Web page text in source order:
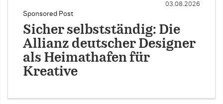
Sponsored Post
03.08.2026
Sicher selbstständig: Die
Allianz deutscher Designer
als Heimathafen für
Kreative